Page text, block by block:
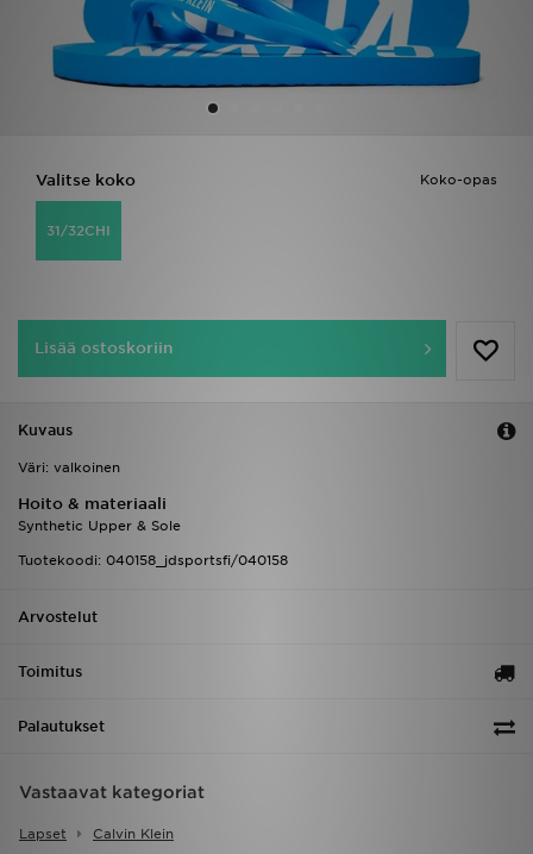
Koko-opas
Valitse koko
31/32CHI
Lisää ostoskoriin
Kuvaus
Väri: valkoinen
Hoito & materiaali
Synthetic Upper & Sole
Tuotekoodi: 040158_jdsportsfi/040158
Arvostelut
Toimitus
Palautukset
Vastaavat kategoriat
Lapset Calvin Klein
Inspiroidu
Jalkapallo
Lataa JD-sovellus